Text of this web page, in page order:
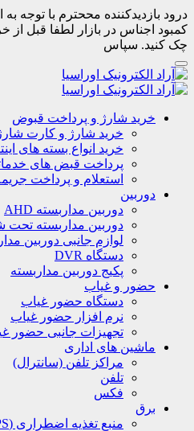
درود بازدیدکننده مححترم با توجه
چک کنید. سپاس
خرید شارژ و پرداخت قبوض
خرید شارژ و کارت شارژ
خرید انواع بسته های
پرداخت قبض های
استعلام و پرداخت
دوربین
دوربین مداربسته AHD
دوربین مداربسته تحت
لوازم جانبی دوربین
دستگاه DVR
پکیج دوربین مداربسته
حضور و غیاب
دستگاه حضور غیاب
نرم افزار حضور غیاب
تجهیزات جانبی حضور
ماشین های اداری
مراکز تلفن (سانترال)
تلفن
فکس
برق
منبع تغذیه اضطراری (UPS)